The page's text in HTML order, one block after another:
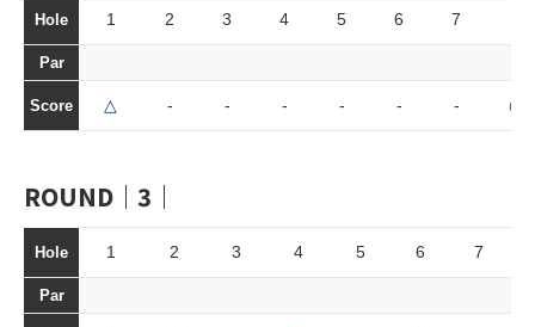
Hole 1 2 3 4 5 6 7
Par
Score △ - - - - - - ◯
ROUND｜3｜
Hole 1 2 3 4 5 6 7
Par